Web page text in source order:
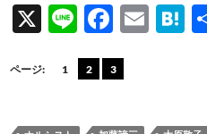
X
Li
e
F
e
E
H
ページ: 1 2 3